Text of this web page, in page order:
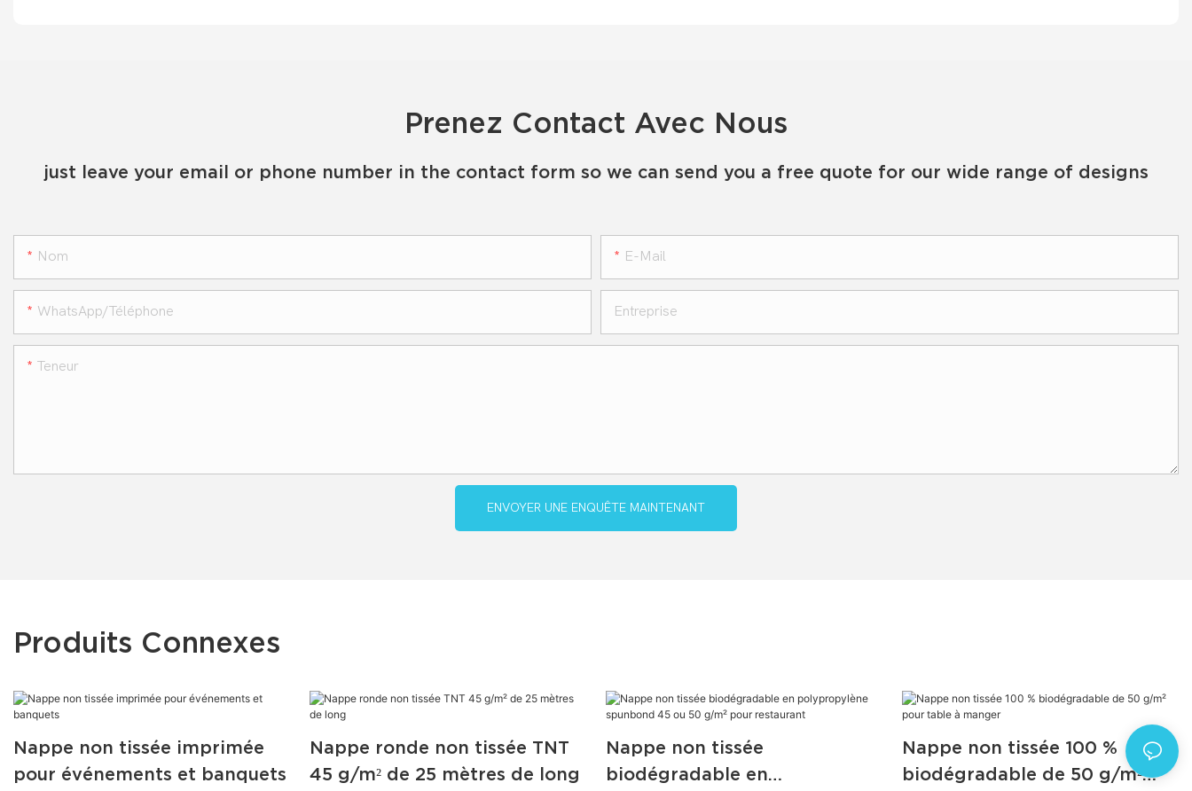
Prenez Contact Avec Nous
just leave your email or phone number in the contact form so we can send you a free quote for our wide range of designs
Nom E-Mail
WhatsApp/téléphone Entreprise
Teneur
ENVOYER UNE ENQUÊTE MAINTENANT
Produits Connexes
Nappe non tissée imprimée
pour événements et banquets
Nappe ronde non tissée TNT
45 g/m² de 25 mètres de long
Nappe non tissée
biodégradable en
Nappe non tissée 100 %
biodégradable de 50 g/m²